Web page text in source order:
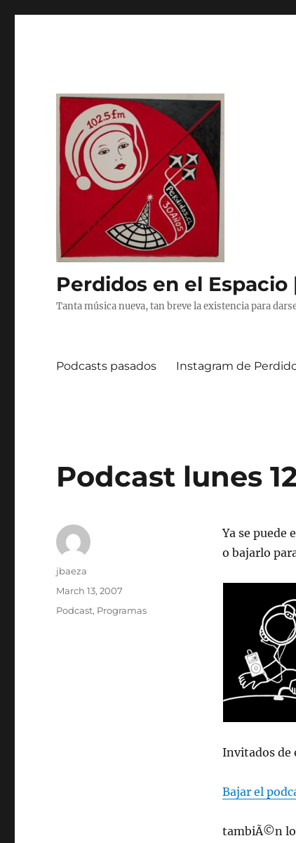
Perdidos en el
Tanta música nueva, tan breve la existencia para
Podcasts pasados Instagram de
Podcast lunes
Ya se puede
o bajarlo
Invitados de
Bajar el
tambiÃ©n lo
Author
jbaeza
Posted
March 13, 2007
Categories
Podcast, Programas